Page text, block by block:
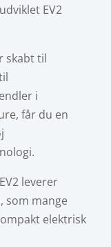
EV2
skabt til
i
får du en
leverer
som mange
elektrisk